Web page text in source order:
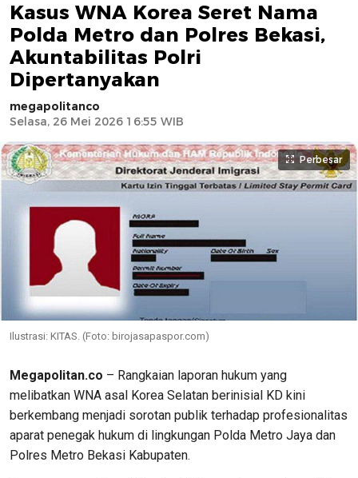
Kasus WNA Korea Seret Nama
Polda Metro dan Polres Bekasi,
Akuntabilitas Polri
Dipertanyakan
megapolitanco
Selasa, 26 Mei 2026 16:55 WIB
Perbesar
Ilustrasi: KITAS. (Foto: birojasapaspor.com)
Megapolitan.co – Rangkaian laporan hukum yang
melibatkan WNA asal Korea Selatan berinisial KD kini
berkembang menjadi sorotan publik terhadap profesionalitas
aparat penegak hukum di lingkungan Polda Metro Jaya dan
Polres Metro Bekasi Kabupaten.